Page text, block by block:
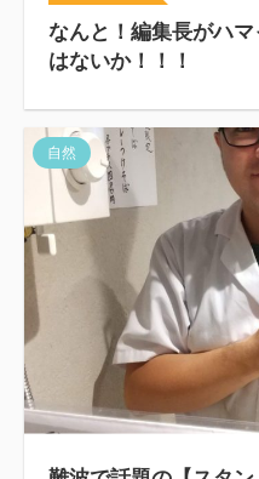
なんと！編集長がハ
はないか！！！
自然